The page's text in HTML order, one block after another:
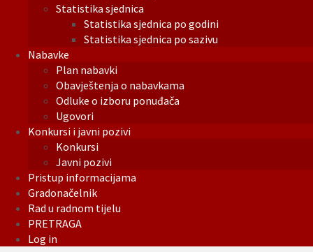
Statistika sjednica
Statistika sjednica po godini
Statistika sjednica po sazivu
Nabavke
Plan nabavki
Obavještenja o nabavkama
Odluke o izboru ponuđača
Ugovori
Konkursi i javni pozivi
Konkursi
Javni pozivi
Pristup informacijama
Gradonačelnik
Rad u radnom tijelu
PRETRAGA
Log in